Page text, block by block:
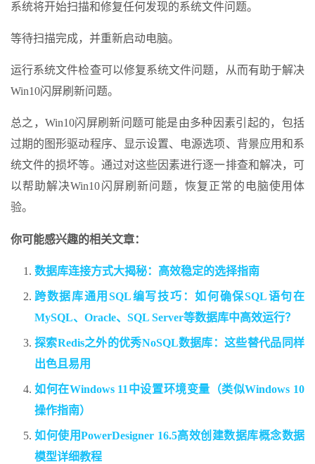
系统将开始扫描和修复任何发现的系统文件问题。
等待扫描完成，并重新启动电脑。
运行系统文件检查可以修复系统文件问题，从而有助于解决
Win10闪屏刷新问题。
总之，Win10闪屏刷新问题可能是由多种因素引起的，包括
过期的图形驱动程序、显示设置、电源选项、背景应用和系
统文件的损坏等。通过对这些因素进行逐一排查和解决，可
以帮助解决Win10闪屏刷新问题，恢复正常的电脑使用体
验。
你可能感兴趣的相关文章：
数据库连接方式大揭秘：高效稳定的选择指南
跨数据库通用SQL编写技巧：如何确保SQL语句在
MySQL、Oracle、SQL Server等数据库中高效运行？
探索Redis之外的优秀NoSQL数据库：这些替代品同样
出色且易用
如何在Windows 11中设置环境变量（类似Windows 10
操作指南）
如何使用PowerDesigner 16.5高效创建数据库概念数据
模型详细教程